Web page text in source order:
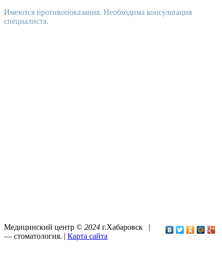
Имеются противопоказания. Необходима консультация
специалиста.
Медицинский центр © 2024 г.Хабаровск |
— стоматология. | Карта сайта